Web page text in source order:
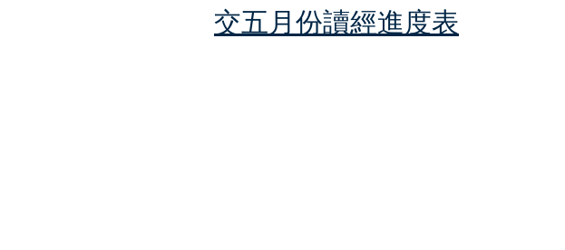
交五月份讀經進度表